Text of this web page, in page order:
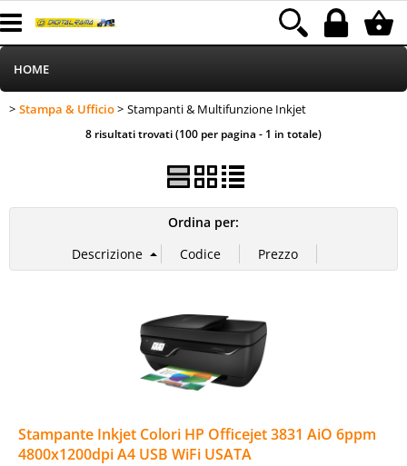
Categoria:
Stampa & Ufficio> Stampanti & Multifunzione Inkjet
HOME
Informatica
Stampa
MEDIACOM
Stampa & Ufficio Stampanti & Multifunzione Inkjet
8 risultati trovati (100 per pagina - 1 in totale)
Ordina per:
Stampante Inkjet Colori HP Officejet 3831 AiO 6ppm
4800x1200dpi A4 USB WiFi USATA